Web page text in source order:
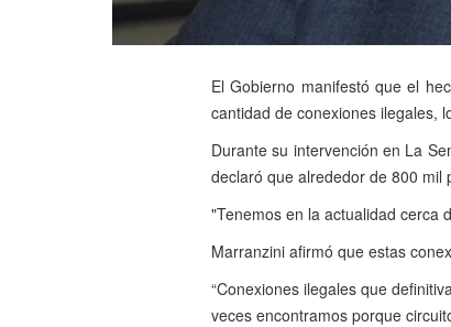
El Gobierno manifestó que el
cantidad de conexiones ilegales,
Durante su intervención en La
declaró que alrededor de 800 mil
"Tenemos en la actualidad cerca
Marranzini afirmó que estas
“Conexiones ilegales que
veces encontramos porque